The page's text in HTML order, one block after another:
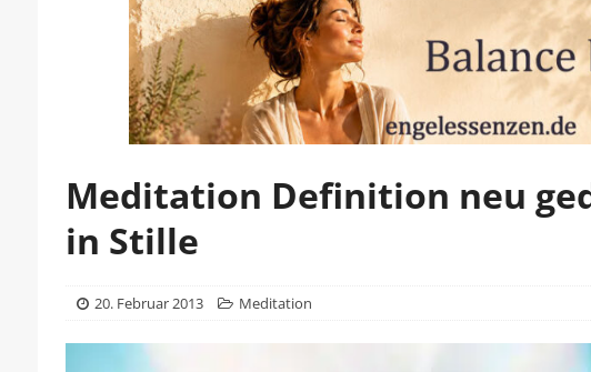
Meditation Definition neu
in Stille
20. Februar 2013 Meditation